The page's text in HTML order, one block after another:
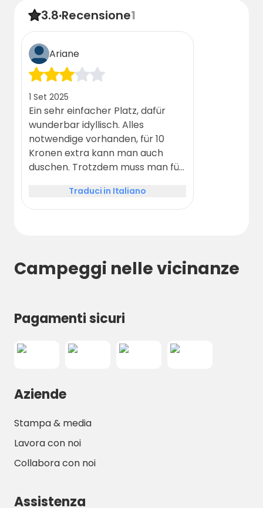
3.8·Recensione1
Ariane
1 Set 2025
Ein sehr einfacher Platz, dafür
wunderbar idyllisch. Alles
notwendige vorhanden, für 10
Kronen extra kann man auch
duschen. Trotzdem muss man für
Außerhalb der Saison ist es hier
tot, Nachts stockfinster und völlig
Traduci in Italiano
Campeggi nelle vicinanze
Pagamenti sicuri
Aziende
Stampa & media
Lavora con noi
Collabora con noi
Assistenza